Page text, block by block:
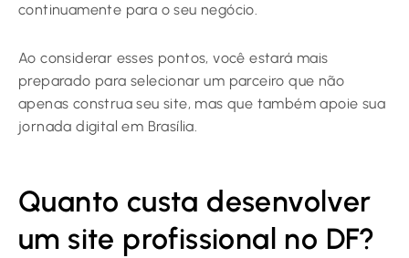
continuamente para o seu negócio.
Ao considerar esses pontos, você estará mais
preparado para selecionar um parceiro que não
apenas construa seu site, mas que também apoie sua
jornada digital em Brasília.
Quanto custa desenvolver
um site profissional no DF?